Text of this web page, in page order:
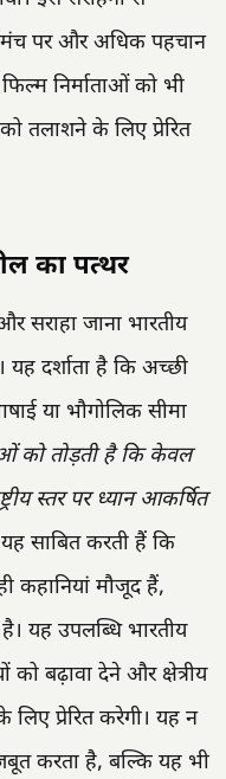
मंच पर और अधिक पहचान
निर्माताओं को भी
तलाशने के लिए प्रेरित
का पत्थर
सराहा जाना भारतीय
यह दर्शाता है कि अच्छी
या भौगोलिक सीमा
को तोड़ती है कि केवल
स्तर पर ध्यान आकर्षित
साबित करती हैं कि
कहानियां मौजूद हैं,
यह उपलब्धि भारतीय
को बढ़ावा देने और क्षेत्रीय
लिए प्रेरित करेगी। यह न
करता है, बल्कि यह भी